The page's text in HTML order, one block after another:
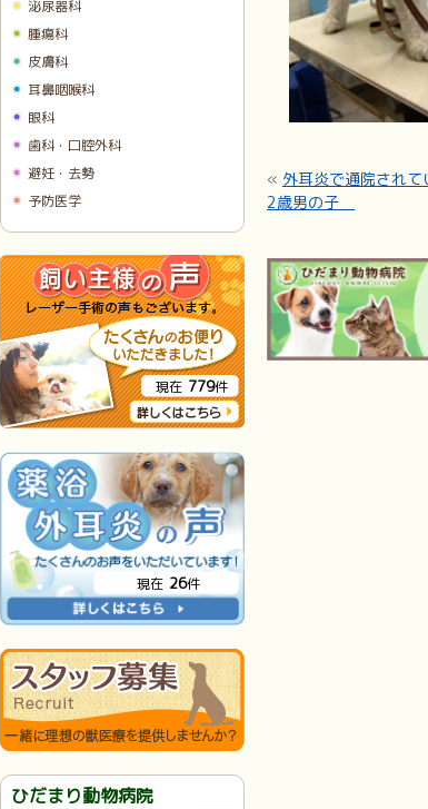
« 外耳炎で通院され
2歳男の子
泌尿器科
腫瘍科
皮膚科
耳鼻咽喉科
眼科
歯科・口腔外科
避妊・去勢
予防医学
現在 779件
現在 26件
ひだまり動物病院